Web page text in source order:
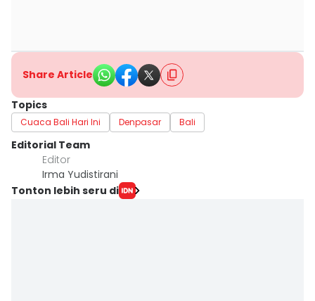
Share Article
Topics
Cuaca Bali Hari Ini Denpasar Bali
Editorial Team
Editor
Irma Yudistirani
Tonton lebih seru di